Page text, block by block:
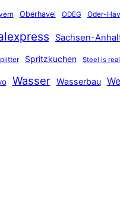
Oberhavel ODEG Oder-
Sachsen-
Spritzkuchen Steel is real
Wasser Wasserbau